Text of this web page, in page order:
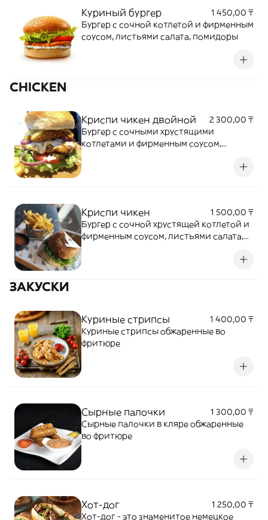
Куриный бургер
1 450,00 ₸
Бургер с сочной котлетой и фирменным
соусом, листьями салата, помидоры
CHICKEN
Криспи чикен двойной
2 300,00 ₸
Бургер с сочными хрустящими
котлетами и фирменным соусом,
Криспи чикен
1 500,00 ₸
Бургер с сочной хрустящей котлетой и
фирменным соусом, листьями салата,
ЗАКУСКИ
Куриные стрипсы
1 400,00 ₸
Куриные стрипсы обжаренные во
фритюре
Сырные палочки
1 300,00 ₸
Сырные палочки в кляре обжаренные
во фритюре
Хот-дог
1 250,00 ₸
Хот-дог - это знаменитое немецкое